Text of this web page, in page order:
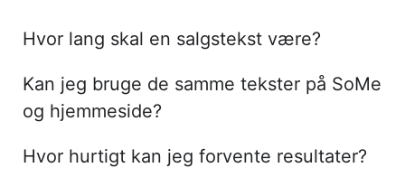
Hvor lang skal en salgstekst være?
Kan jeg bruge de samme tekster på SoMe
og hjemmeside?
Hvor hurtigt kan jeg forvente resultater?